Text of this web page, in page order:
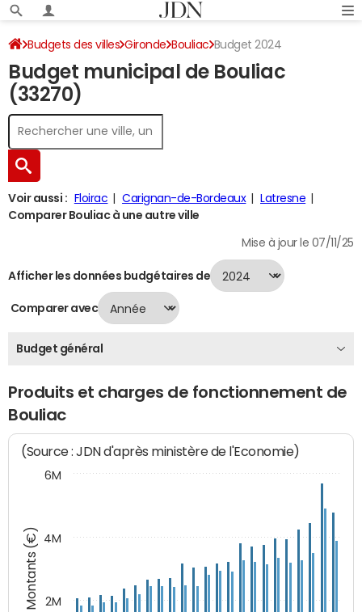
Budgets des villes Gironde Bouliac Budget 2024
Budget municipal de Bouliac
(33270)
Voir aussi : Floirac Carignan-de-Bordeaux
Latresne
Comparer Bouliac à une autre ville
Mise à jour le 07/11/25
Afficher les données budgétaires de
Comparer avec
Budget général
Produits et charges de fonctionnement de
Bouliac
Montants (€)
(Source : JDN d'après ministère de l'Economie)
2M
4M
6M